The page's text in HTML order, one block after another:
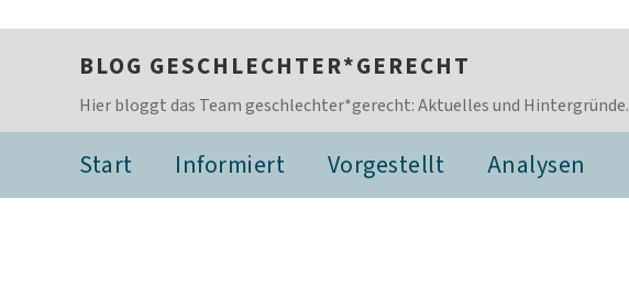
BLOG GESCHLECHTER*GERECHT
Hier bloggt das Team geschlechter*gerecht: Aktuelles und Hintergründe.
Start Informiert Vorgestellt Analysen